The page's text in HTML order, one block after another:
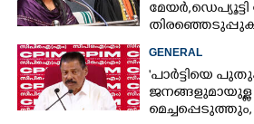
മേയർ,
GENERAL
'പാർട്ടിയെ